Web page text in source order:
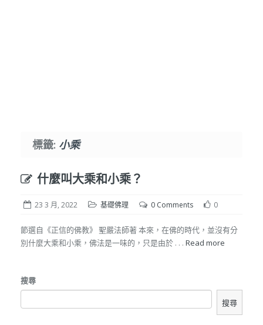
標籤: 小乘
什麼叫大乘和小乘？
23 3 月, 2022 基礎佛理 0 Comments 0
節選自《正信的佛教》 聖嚴法師著 本來，在佛的時代，並沒有分
別什麼大乘和小乘，佛法是一味的，只是由於 . . . Read more
搜尋
搜尋